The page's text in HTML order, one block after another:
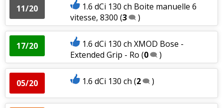
11/20
1.6 dCi 130 ch Boite manuelle 6
vitesse, 8300 (3 )
17/20
1.6 dCi 130 ch XMOD Bose -
Extended Grip - Ro (0 )
05/20 1.6 dCi 130 ch (2 )